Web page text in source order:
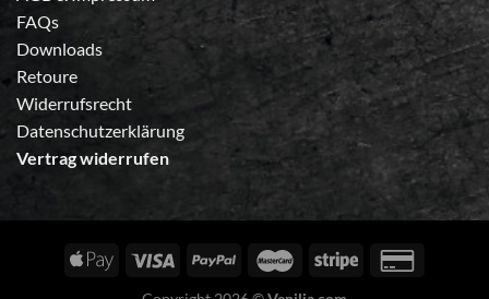
FAQs
Downloads
Retoure
Widerrufsrecht
Datenschutzerklärung
Vertrag widerrufen